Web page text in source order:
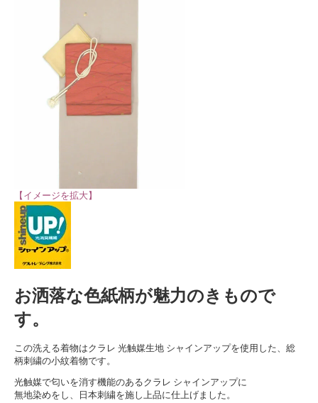
【イメージを拡大】
お洒落な色紙柄が魅力のきもので
す。
この洗える着物はクラレ 光触媒生地 シャインアップを使用した、総
柄刺繍の小紋着物です。
光触媒で匂いを消す機能のあるクラレ シャインアップに
無地染めをし、日本刺繍を施し上品に仕上げました。